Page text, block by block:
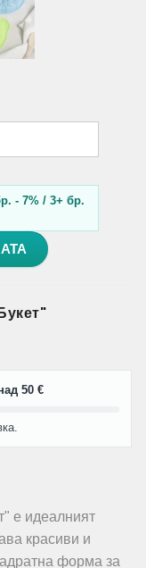
- 7% / 3+ бр.
50 €
е идеалният
красиви и
форма за